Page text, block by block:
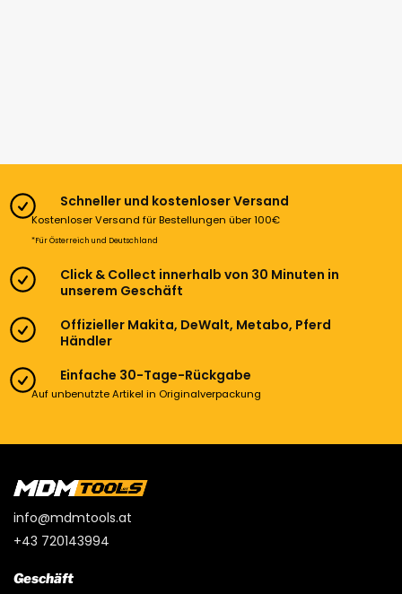
Schneller und kostenloser Versand
Kostenloser Versand für Bestellungen über 100€
*Für Österreich und Deutschland
Click & Collect innerhalb von 30 Minuten in
unserem Geschäft
Offizieller Makita, DeWalt, Metabo, Pferd
Händler
Einfache 30-Tage-Rückgabe
Auf unbenutzte Artikel in Originalverpackung
info@mdmtools.at
+43 720143994
Geschäft